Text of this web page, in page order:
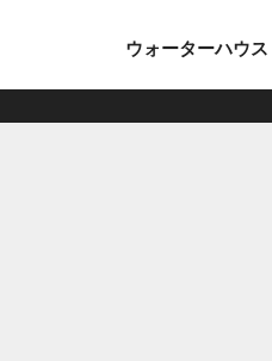
ウォーターハウス